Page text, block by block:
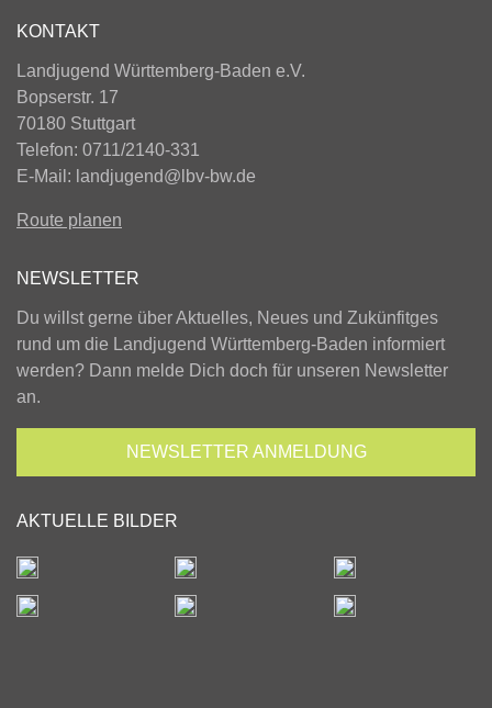
KONTAKT
Landjugend Württemberg-Baden e.V.
Bopserstr. 17
70180 Stuttgart
Telefon: 0711/2140-331
E-Mail: landjugend@lbv-bw.de
Route planen
NEWSLETTER
Du willst gerne über Aktuelles, Neues und Zukünfitges
rund um die Landjugend Württemberg-Baden informiert
werden? Dann melde Dich doch für unseren Newsletter
an.
NEWSLETTER ANMELDUNG
AKTUELLE BILDER